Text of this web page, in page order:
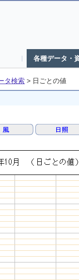
各種データ・
タ検索 > 日ごとの値